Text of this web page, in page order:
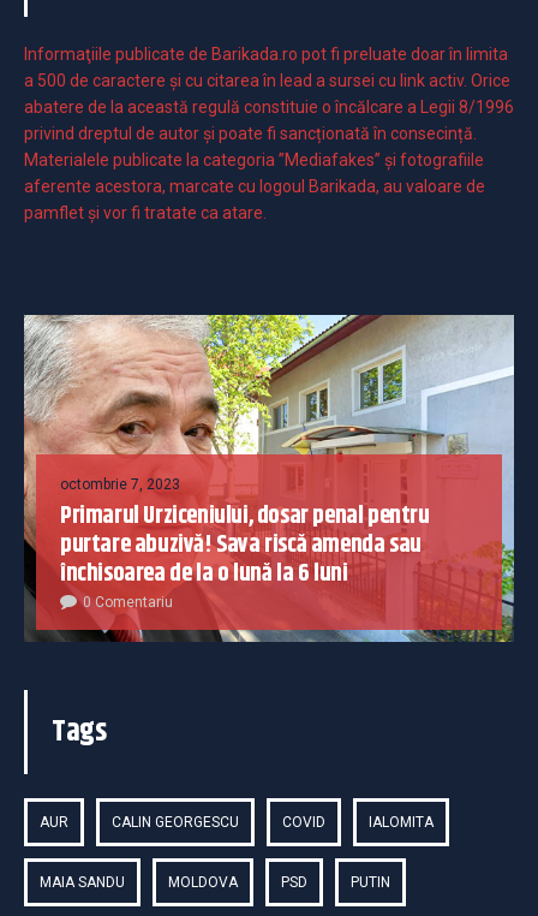
Informaţiile publicate de Barikada.ro pot fi preluate doar în limita
a 500 de caractere şi cu citarea în lead a sursei cu link activ. Orice
abatere de la această regulă constituie o încălcare a Legii 8/1996
privind dreptul de autor și poate fi sancționată în consecință.
Materialele publicate la categoria ”Mediafakes” și fotografiile
aferente acestora, marcate cu logoul Barikada, au valoare de
pamflet și vor fi tratate ca atare.
octombrie 7, 2023
Primarul Urziceniului, dosar penal pentru
purtare abuzivă! Sava riscă amenda sau
închisoarea de la o lună la 6 luni
0 Comentariu
Tags
AUR CALIN GEORGESCU COVID IALOMITA
MAIA SANDU MOLDOVA PSD PUTIN